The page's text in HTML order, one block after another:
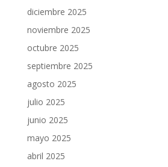
diciembre 2025
noviembre 2025
octubre 2025
septiembre 2025
agosto 2025
julio 2025
junio 2025
mayo 2025
abril 2025